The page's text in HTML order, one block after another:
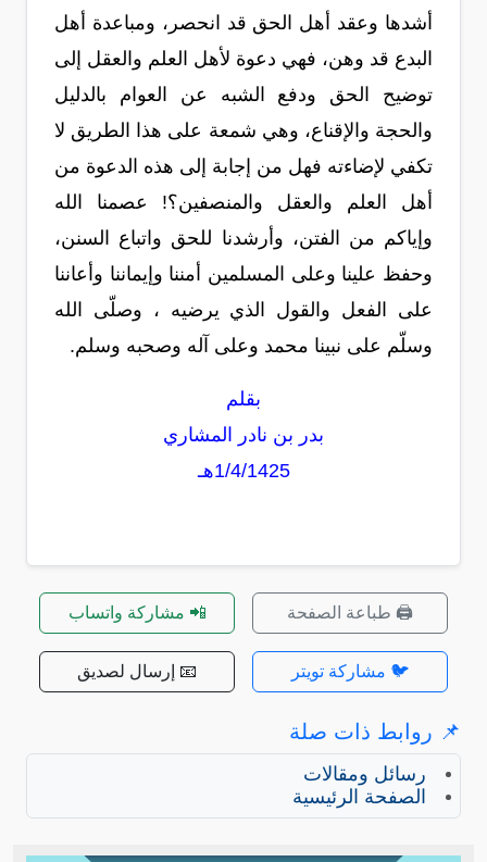
أشدها وعقد أهل الحق قد انحصر، ومباعدة أهل
البدع قد وهن، فهي دعوة لأهل العلم والعقل إلى
توضيح الحق ودفع الشبه عن العوام بالدليل
والحجة والإقناع، وهي شمعة على هذا الطريق لا
تكفي لإضاءته فهل من إجابة إلى هذه الدعوة من
أهل العلم والعقل والمنصفين؟! عصمنا الله
وإياكم من الفتن، وأرشدنا للحق واتباع السنن،
وحفظ علينا وعلى المسلمين أمننا وإيماننا وأعاننا
على الفعل والقول الذي يرضيه ، وصلّى الله
وسلّم على نبينا محمد وعلى آله وصحبه وسلم.
بقلم
بدر بن نادر المشاري
1/4/1425هـ
🖨️ طباعة الصفحة 📲 مشاركة واتساب
🐦 مشاركة تويتر 📧 إرسال لصديق
📌 روابط ذات صلة
رسائل ومقالات
الصفحة الرئيسية